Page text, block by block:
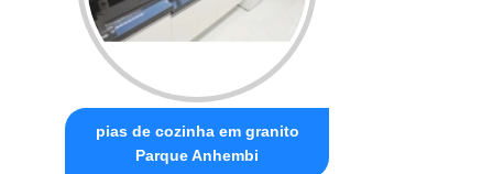
pias de cozinha em granito
Parque Anhembi